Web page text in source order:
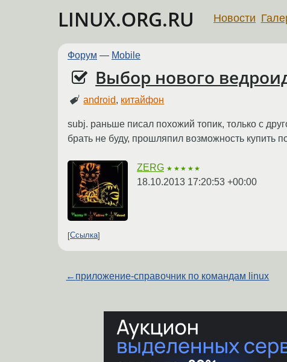
LINUX.ORG.RU Новости
Форум — Mobile
Выбор нового
android, китайфон
subj. раньше писал похожий топик, только с
брать не буду, прошляпил возможность купить
ZERG ★★★★★
18.10.2013 17:20:53 +00:00
Ссылка
← приложение-справочник по командам linux